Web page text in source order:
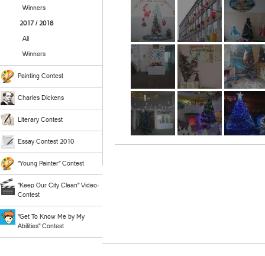
Winners
2017 / 2018
All
Winners
Painting Contest
Charles Dickens
Literary Contest
Essay Contest 2010
"Young Painter" Contest
"Keep Our City Clean" Video-
Contest
"Get To Know Me by My
Abilities" Contest